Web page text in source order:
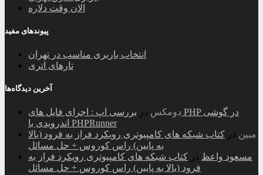
الان وقت دلاره
پیوندهای مفید
انتخاب باربری مناسب در تهران
تارهای اتری
آخرین دیدگاه‌ها
دومکس در بررسی اپ : اجرای فایل های PHP در گوشی
اندرویدی با PHPRunner
مبین در کتاب شبکه های کامپیوتری رویکرد فراز به فرود (بالا
به پایین) راس کوروس + حل مسائل
مسعود واعظ در کتاب شبکه های کامپیوتری رویکرد فراز به
فرود (بالا به پایین) راس کوروس + حل مسائل